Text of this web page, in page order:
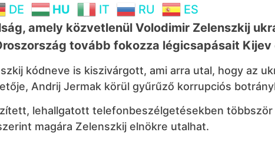
DE HU IT RU
ES
amely közvetlenül Volodimir Zelenszkij
tovább fokozza légicsapásait Kijev
kódneve is kiszivárgott, ami arra utal, hogy az
Andrij Jermak körül gyűrűző korrupciós
lehallgatott telefonbeszélgetésekben többször
magára Zelenszkij elnökre utalhat.